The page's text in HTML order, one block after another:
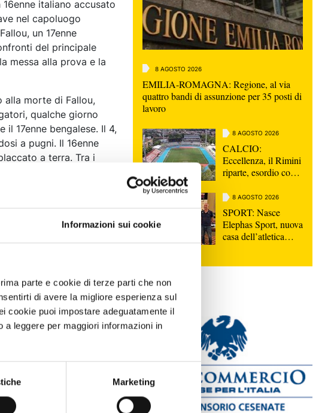
Informazioni sui cookie
parte e cookie di terze parti che non
di avere la migliore esperienza sul
cookie puoi impostare adeguatamente il
leggere per maggiori informazioni in
Marketing
italiano accusato
nel capoluogo
un 17enne
del principale
messa alla prova e la
alla morte di Fallou,
qualche giorno
17enne bengalese. Il 4,
a pugni. Il 16enne
a terra. Tra i
raggiungendo Fallou al
dei fatti, che erano
giovane ragazza - ha
e l'ha rinviato ad
dei pregressi con il
un altro procedimento".
dall'avvocata
padre dell'imputato.
8 AGOSTO 2026
EMILIA-ROMAGNA: Regione, al via
quattro bandi di assunzione per 35 posti di
lavoro
8 AGOSTO 2026
CALCIO:
Eccellenza, il Rimini
riparte, esordio con
8 AGOSTO 2026
SPORT: Nasce
Elephas Sport, nuova
casa dell’atletica